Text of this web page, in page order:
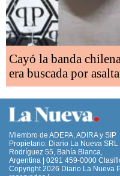
Cayó la banda
era buscada por
Miembro de ADEPA, ADIRA y SIP
Propietario: Diario La Nueva SRL
Rodríguez 55, Bahía Blanca,
Argentina | 0291 459-0000
Copyright 2026 Diario La Nueva